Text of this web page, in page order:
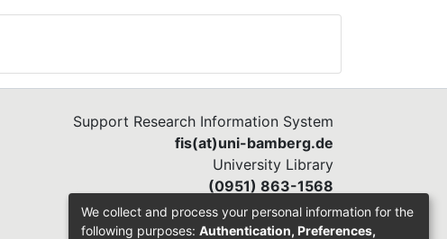
Support Research Information System
fis(at)uni-bamberg.de
University Library
(0951) 863-1568
We collect and process your personal information for the
following purposes: Authentication, Preferences,